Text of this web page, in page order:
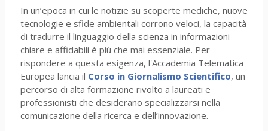
In un’epoca in cui le notizie su scoperte mediche, nuove
tecnologie e sfide ambientali corrono veloci, la capacità
di tradurre il linguaggio della scienza in informazioni
chiare e affidabili è più che mai essenziale. Per
rispondere a questa esigenza, l'Accademia Telematica
Europea lancia il Corso in Giornalismo Scientifico, un
percorso di alta formazione rivolto a laureati e
professionisti che desiderano specializzarsi nella
comunicazione della ricerca e dell’innovazione.